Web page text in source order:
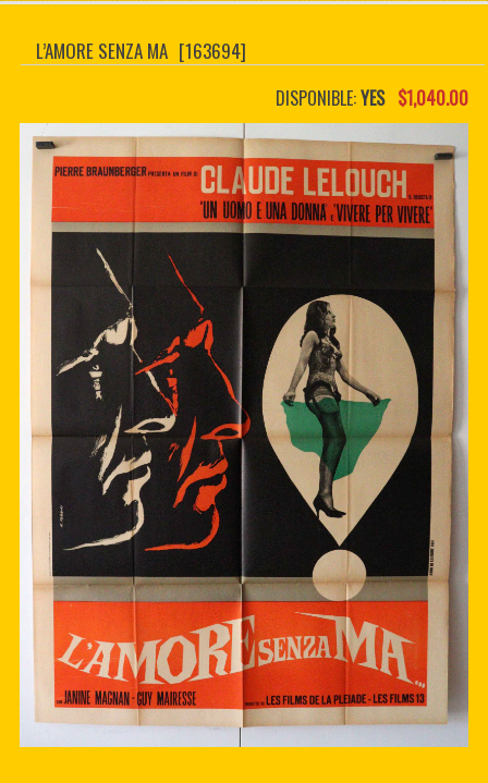
MIS DATOS
CONTACTO
PDF BOOKS
CUSTOM PDF
L’AMORE SENZA MA [163694]
DISPONIBLE:YES $1,040.00